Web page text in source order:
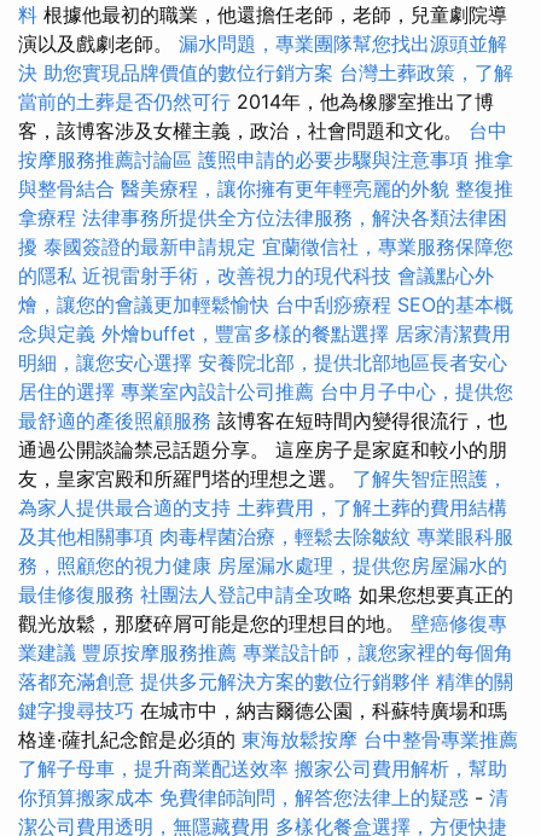
料 根據他最初的職業，他還擔任老師，老師，兒童劇院導
演以及戲劇老師。 漏水問題，專業團隊幫您找出源頭並解
決 助您實現品牌價值的數位行銷方案 台灣土葬政策，了解
當前的土葬是否仍然可行 2014年，他為橡膠室推出了博
客，該博客涉及女權主義，政治，社會問題和文化。 台中
按摩服務推薦討論區 護照申請的必要步驟與注意事項 推拿
與整骨結合 醫美療程，讓你擁有更年輕亮麗的外貌 整復推
拿療程 法律事務所提供全方位法律服務，解決各類法律困
擾 泰國簽證的最新申請規定 宜蘭徵信社，專業服務保障您
的隱私 近視雷射手術，改善視力的現代科技 會議點心外
燴，讓您的會議更加輕鬆愉快 台中刮痧療程 SEO的基本概
念與定義 外燴buffet，豐富多樣的餐點選擇 居家清潔費用
明細，讓您安心選擇 安養院北部，提供北部地區長者安心
居住的選擇 專業室內設計公司推薦 台中月子中心，提供您
最舒適的產後照顧服務 該博客在短時間內變得很流行，也
通過公開談論禁忌話題分享。 這座房子是家庭和較小的朋
友，皇家宮殿和所羅門塔的理想之選。 了解失智症照護，
為家人提供最合適的支持 土葬費用，了解土葬的費用結構
及其他相關事項 肉毒桿菌治療，輕鬆去除皺紋 專業眼科服
務，照顧您的視力健康 房屋漏水處理，提供您房屋漏水的
最佳修復服務 社團法人登記申請全攻略 如果您想要真正的
觀光放鬆，那麼碎屑可能是您的理想目的地。 壁癌修復專
業建議 豐原按摩服務推薦 專業設計師，讓您家裡的每個角
落都充滿創意 提供多元解決方案的數位行銷夥伴 精準的關
鍵字搜尋技巧 在城市中，納吉爾德公園，科蘇特廣場和瑪
格達·薩扎紀念館是必須的 東海放鬆按摩 台中整骨專業推薦
了解子母車，提升商業配送效率 搬家公司費用解析，幫助
你預算搬家成本 免費律師詢問，解答您法律上的疑惑 - 清
潔公司費用透明，無隱藏費用 多樣化餐盒選擇，方便快捷